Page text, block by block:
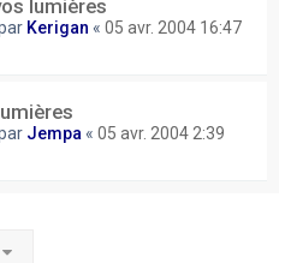
lumières
Kerigan « 05 avr. 2004 16:47
Jempa « 05 avr. 2004 2:39